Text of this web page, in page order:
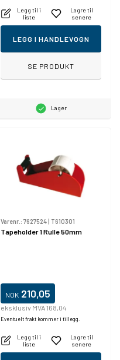
Legg til i
liste
Lagre til
senere
LEGG I HANDLEVOGN
SE PRODUKT
Lager
Varenr.: 7627524| T610301
Tapeholder 1 Rulle 50mm
NOK 210,05
eksklusiv MVA 168,04
Eventuelt frakt kommer i tillegg.
Legg til i
liste
Lagre til
senere